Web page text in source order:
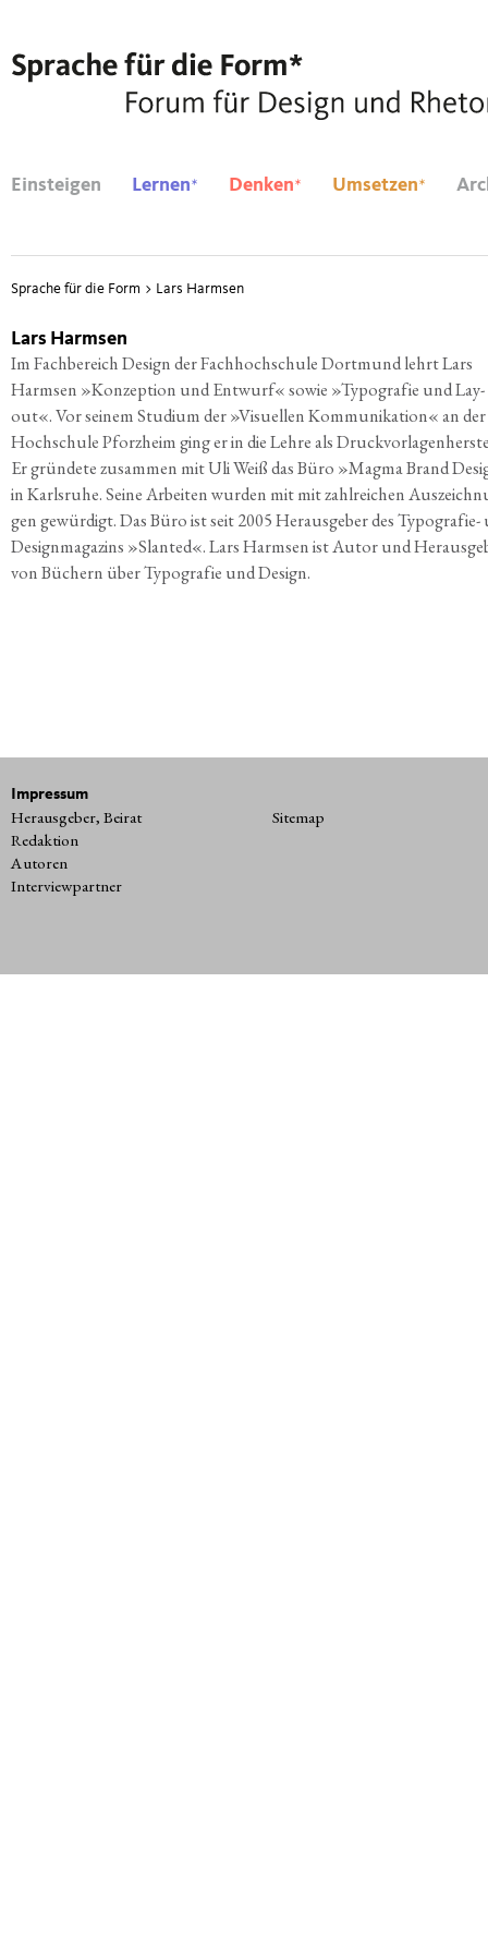
Einsteigen Lernen* Denken* Umsetzen*
Sprache für die Form > Lars Harmsen
Lars Harmsen
Im Fach­be­reich Design der Fach­hoch­schu­le Dort­mund lehrt Lars
Harm­sen »Kon­zep­ti­on und Ent­wurf« sowie »Typo­gra­fie und Lay­
out«. Vor sei­nem Stu­di­um der »Visu­el­len Kom­mu­ni­ka­ti­on« an der
Hoch­schu­le Pforz­heim ging er in die Leh­re als
Er grün­de­te zusam­men mit Uli Weiß das Büro »Mag­ma Brand
in Karls­ru­he. Sei­ne Arbei­ten wur­den mit mit zahl­rei­chen
gen gewür­digt. Das Büro ist seit 2005 Her­aus­ge­ber des Typo­gra­fie-
Design­ma­ga­zins »Slan­ted«. Lars Harm­sen ist Autor und
von Büchern über Typo­gra­fie und Design.
Impressum
Herausgeber, Beirat
Redaktion
Autoren
Interviewpartner
Sitemap